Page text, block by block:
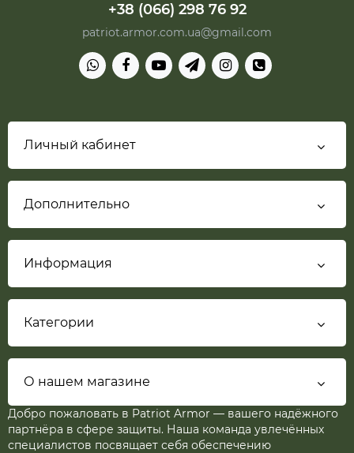
+38 (066) 298 76 92
patriot.armor.com.ua@gmail.com
Личный кабинет
Дополнительно
Информация
Категории
О нашем магазине
Добро пожаловать в Patriot Armor — вашего надёжного
партнёра в сфере защиты. Наша команда увлечённых
специалистов посвящает себя обеспечению